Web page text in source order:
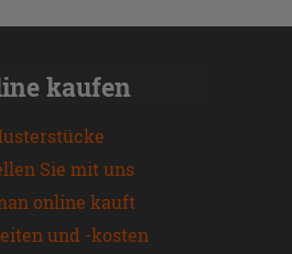
kaufen
Sie mit uns
online kauft
und -kosten